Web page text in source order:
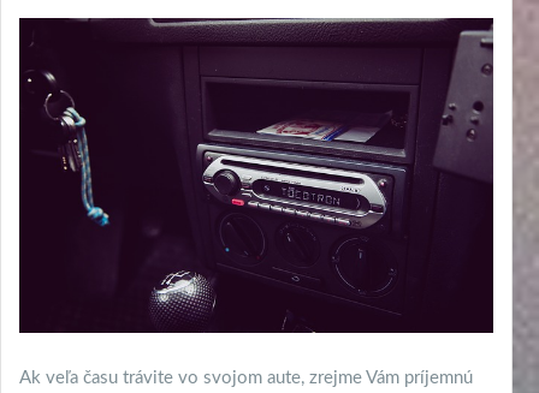
Ak veľa času trávite vo svojom aute, zrejme Vám príjemnú